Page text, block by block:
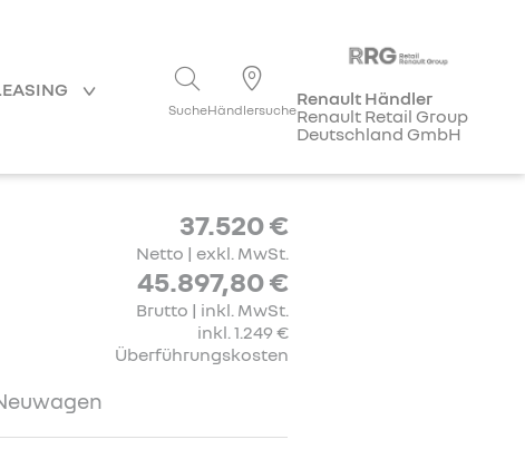
SucheHändlersucheRenault Händler
Renault Retail Group
Deutschland GmbH
37.520 €
Netto | exkl. MwSt.
45.897,80 €
Brutto | inkl. MwSt.
inkl. 1.249 €
Überführungskosten